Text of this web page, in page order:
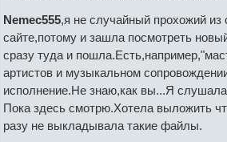
Nemec555,я не случайный прохожий из
сайте,потому и зашла посмотреть
сразу туда и
артистов и музыкальном
исполнение.Не знаю,как вы...Я
Пока здесь смотрю.Хотела выложить
разу не выкладывала такие файлы.